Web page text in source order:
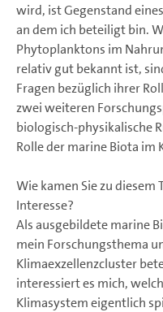
wird, ist Gegenstand
an dem ich beteiligt bin.
Phytoplanktons im
relativ gut bekannt ist,
Fragen bezüglich ihrer
zwei weiteren
biologisch-physikalische
Rolle der marine Biota
Wie kamen Sie zu
Interesse?
Als ausgebildete marine
mein Forschungsthema
Klimaexzellenzcluster
interessiert es mich,
Klimasystem eigentlich